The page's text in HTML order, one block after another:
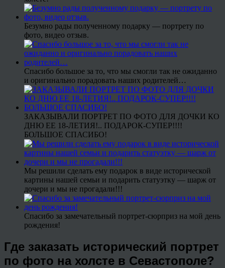
Безумно рады полученному подарку — портрету по
фото, видео отзыв.
Спасибо большое за то, что мы смогли так не ожиданно
и оригинально порадовать наших родителей…
ЗАКАЗЫВАЛИ ПОРТРЕТ ПО ФОТО ДЛЯ ДОЧКИ КО
ДНЮ ЕЕ 18-ЛЕТИЯ!.. ПОДАРОК-СУПЕР!!!!
БОЛЬШОЕ СПАСИБО!
Мы решили сделать ему подарок в виде исторической
картины нашей семьи и подарить статуэтку — шарж от
дочери и мы не прогадали!!!
Спасибо за замечательный портрет-сюрприз на мой день
рождения!
Где заказать исторический портрет
по фото на холсте в Севастополе?